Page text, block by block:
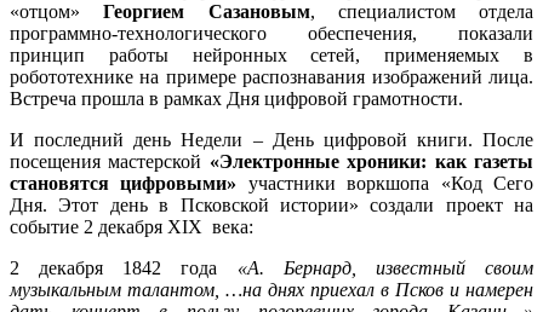
«отцом»Георгием Сазановым, специалистом отдела
программно-технологического обеспечения, показали
принцип работы нейронных сетей, применяемых в
робототехнике на примере распознавания изображений лица.
Встреча прошла в рамках Дня цифровой грамотности.
И последний день Недели – День цифровой книги. После
посещения мастерской «Электронные хроники: как газеты
становятся цифровыми» участники воркшопа «Код Сего
Дня. Этот день в Псковской истории» создали проект на
событие 2 декабря ХIХ века:
2 декабря 1842 года «А. Бернард, известный своим
музыкальным талантом, …на днях приехал в Псков и намерен